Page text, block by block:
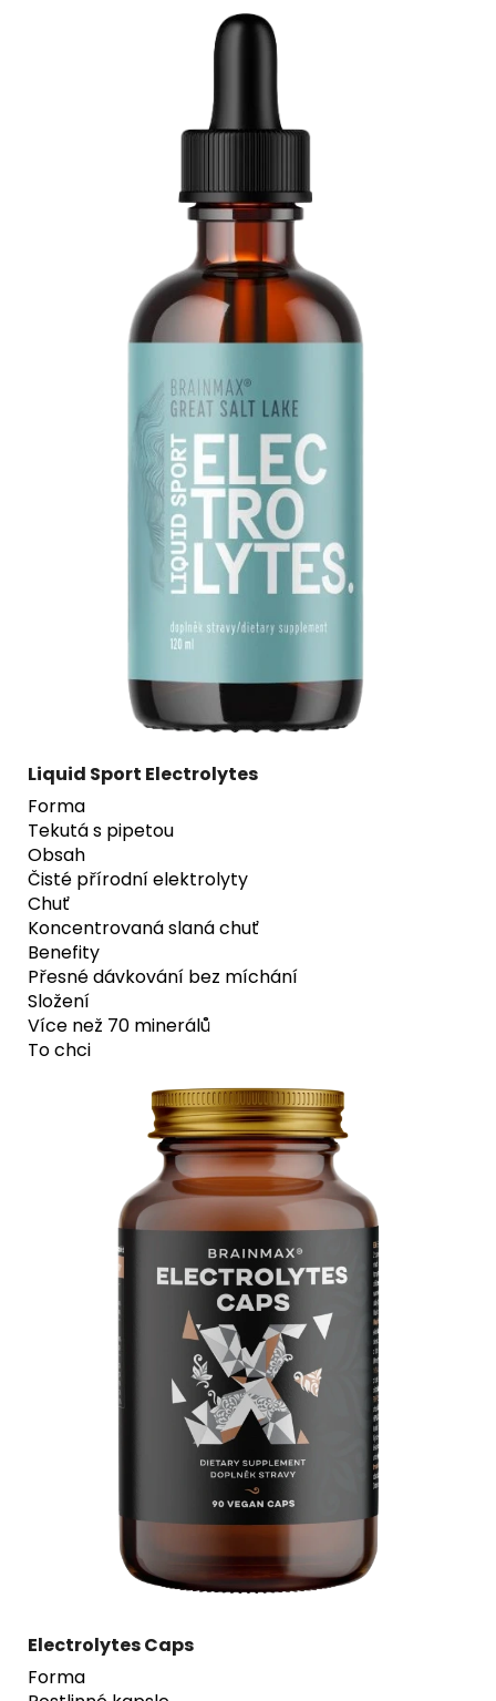
Liquid Sport Electrolytes
Forma
Tekutá s pipetou
Obsah
Čisté přírodní elektrolyty
Chuť
Koncentrovaná slaná chuť
Benefity
Přesné dávkování bez míchání
Složení
Více než 70 minerálů
To chci
Electrolytes Caps
Forma